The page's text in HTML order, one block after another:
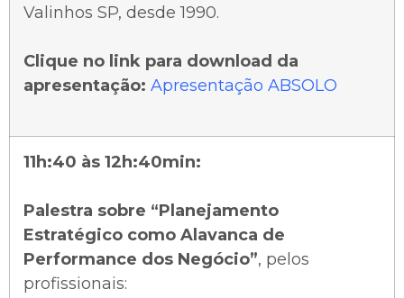
Valinhos SP, desde 1990.
Clique no link para download da
apresentação: Apresentação ABSOLO
11h:40 às 12h:40min:
Palestra sobre “Planejamento
Estratégico como Alavanca de
Performance dos Negócio”, pelos
profissionais: